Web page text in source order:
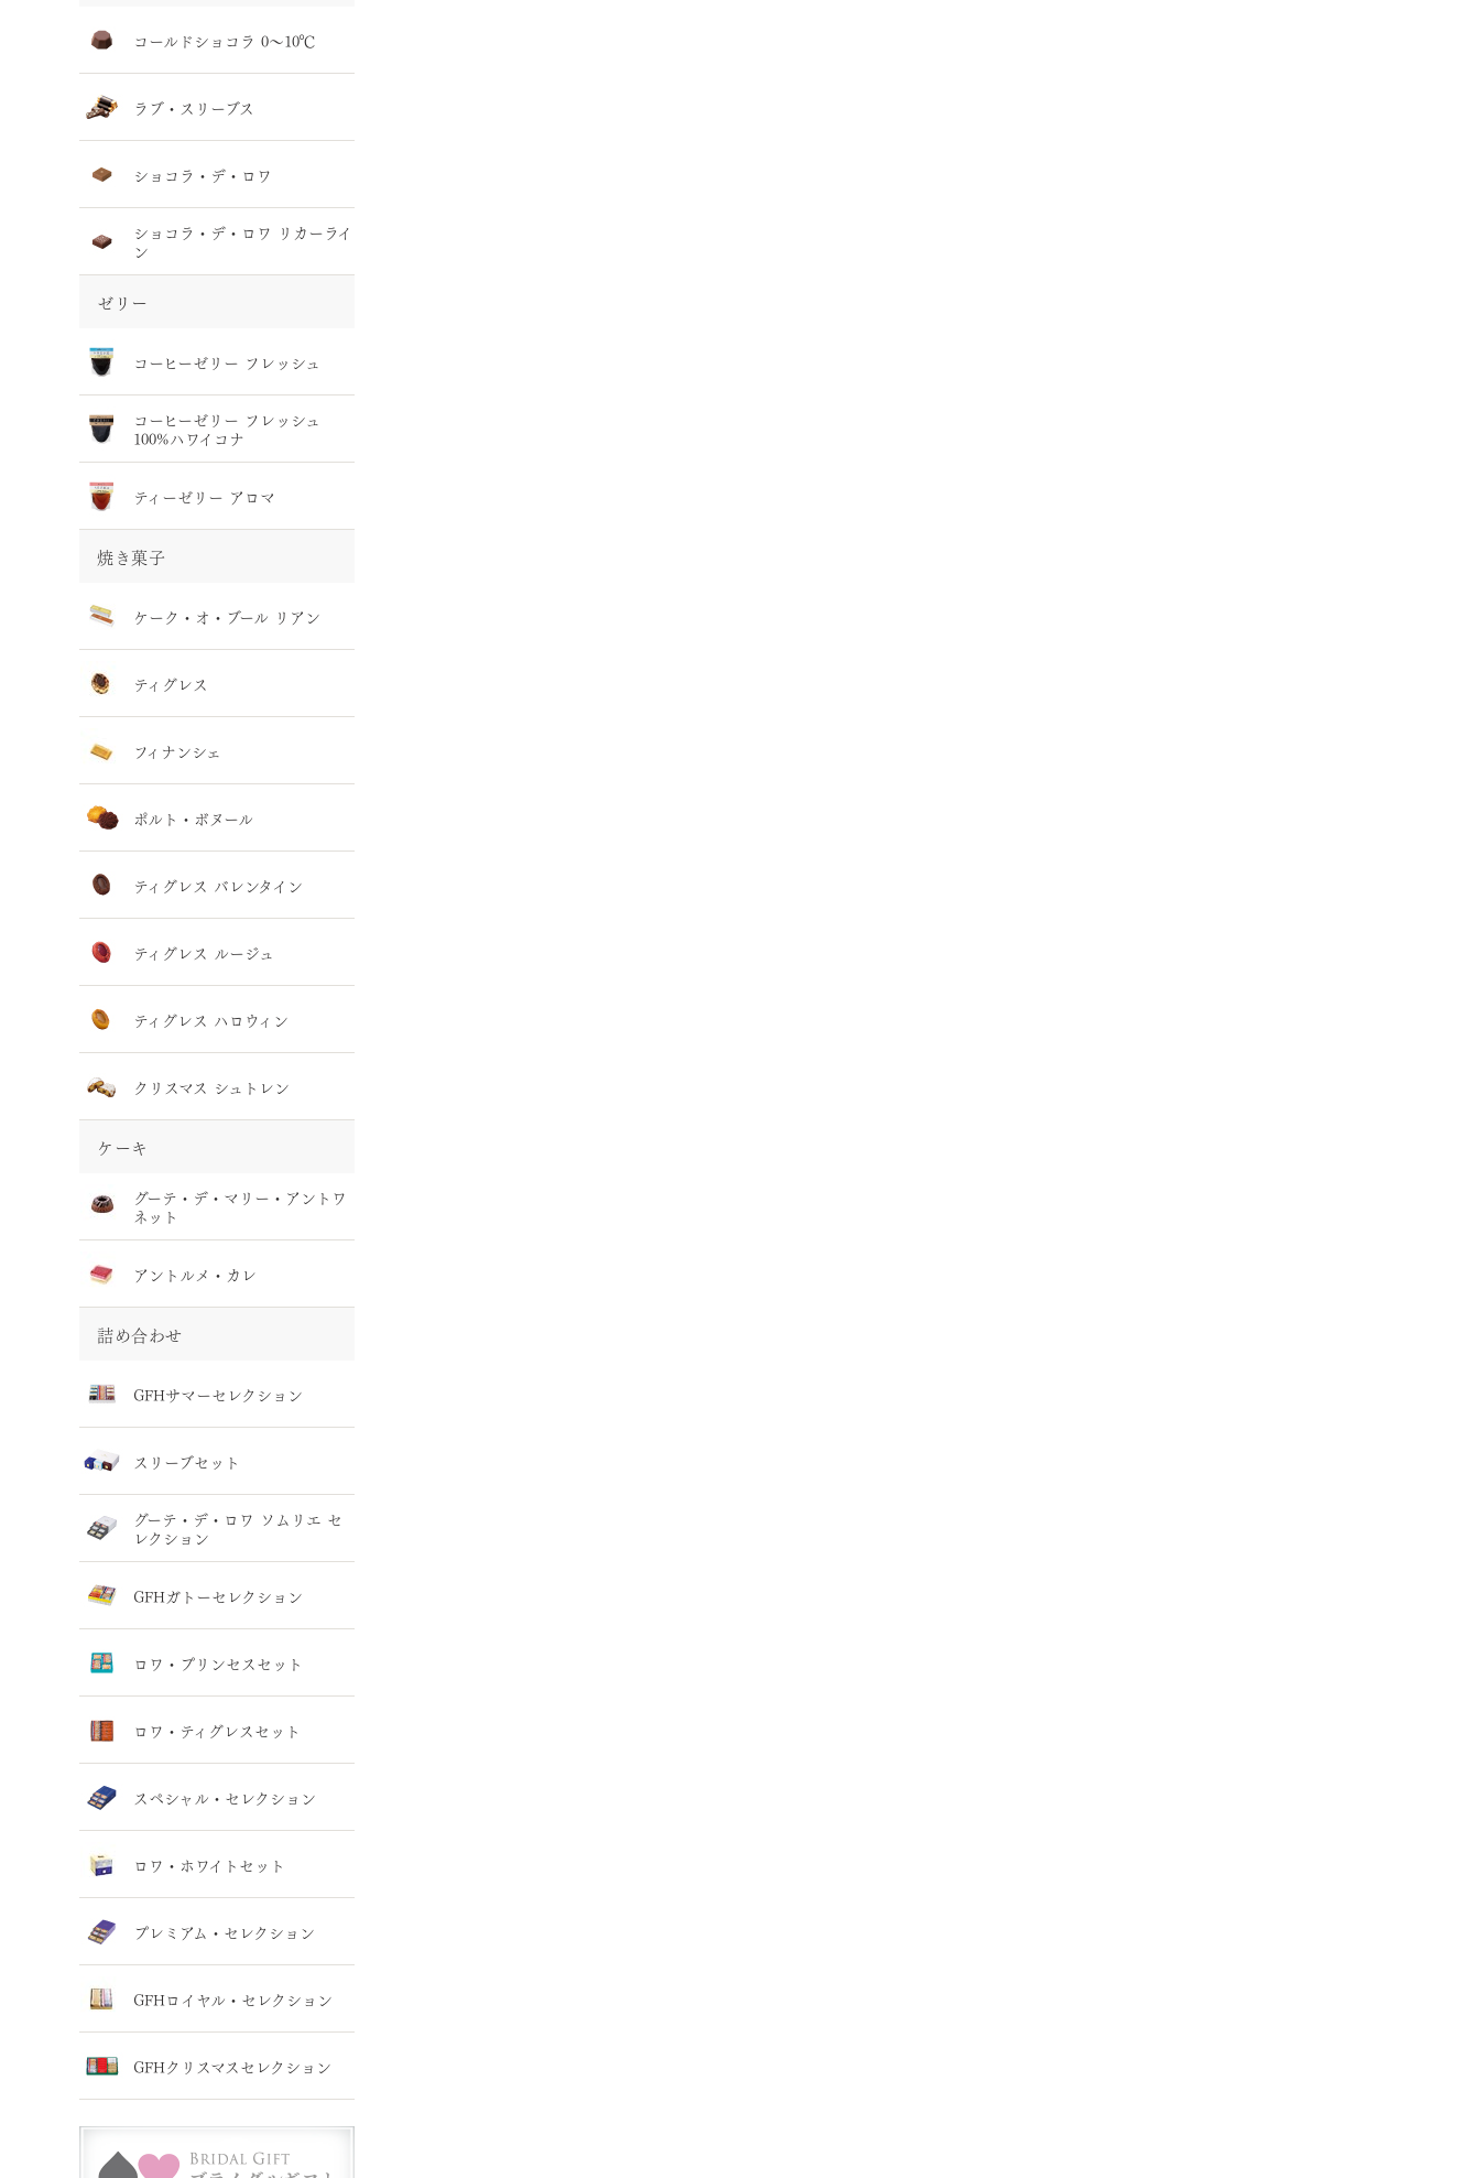
コールドショコラ 0～10℃
ラブ・スリーブス
ショコラ・デ・ロワ
ショコラ・デ・ロワ リカーライ
ン
ゼリー
コーヒーゼリー フレッシュ
コーヒーゼリー フレッシュ
100%ハワイコナ
ティーゼリー アロマ
焼き菓子
ケーク・オ・ブール リアン
ティグレス
フィナンシェ
ポルト・ボヌール
ティグレス バレンタイン
ティグレス ルージュ
ティグレス ハロウィン
クリスマス シュトレン
ケーキ
グーテ・デ・マリー・アントワ
ネット
アントルメ・カレ
詰め合わせ
GFHサマーセレクション
スリーブセット
グーテ・デ・ロワ ソムリエ セ
レクション
GFHガトーセレクション
ロワ・プリンセスセット
ロワ・ティグレスセット
スペシャル・セレクション
ロワ・ホワイトセット
プレミアム・セレクション
GFHロイヤル・セレクション
GFHクリスマスセレクション